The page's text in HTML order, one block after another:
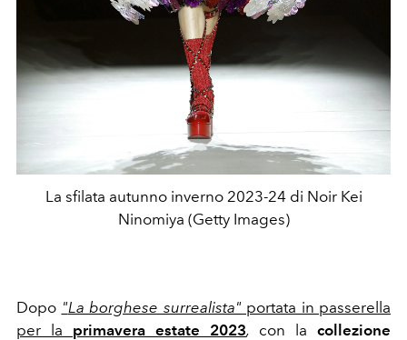
La sfilata autunno inverno 2023-24 di Noir Kei
Ninomiya (Getty Images)
Dopo "La borghese surrealista" portata in passerella
per la primavera estate 2023, con la collezione